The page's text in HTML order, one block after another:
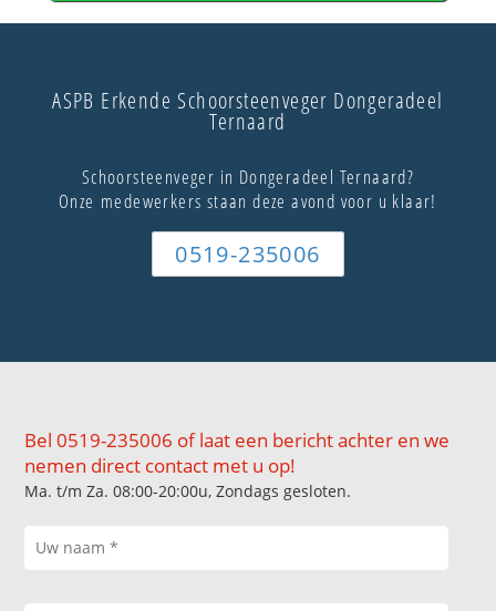
ASPB Erkende Schoorsteenveger Dongeradeel
Ternaard
Schoorsteenveger in Dongeradeel Ternaard?
Onze medewerkers staan deze avond voor u klaar!
0519-235006
Bel 0519-235006 of laat een bericht achter en we
nemen direct contact met u op!
Ma. t/m Za. 08:00-20:00u, Zondags gesloten.